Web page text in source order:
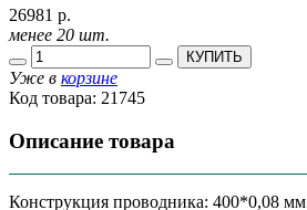
26981 р.
менее 20 шт.
КУПИТЬ
Уже в корзине
Код товара: 21745
Описание товара
Конструкция проводника: 400*0,08 мм